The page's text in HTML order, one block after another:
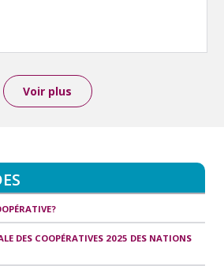
Voir plus
DES COOPÉRATIVES 2025 DES NATIONS